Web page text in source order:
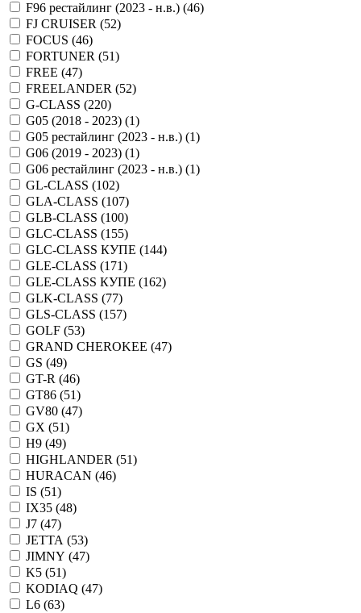
F96 рестайлинг (2023 - н.в.) (46)
FJ CRUISER (52)
FOCUS (46)
FORTUNER (51)
FREE (47)
FREELANDER (52)
G-CLASS (220)
G05 (2018 - 2023) (1)
G05 рестайлинг (2023 - н.в.) (1)
G06 (2019 - 2023) (1)
G06 рестайлинг (2023 - н.в.) (1)
GL-CLASS (102)
GLA-CLASS (107)
GLB-CLASS (100)
GLC-CLASS (155)
GLC-CLASS КУПЕ (144)
GLE-CLASS (171)
GLE-CLASS КУПЕ (162)
GLK-CLASS (77)
GLS-CLASS (157)
GOLF (53)
GRAND CHEROKEE (47)
GS (49)
GT-R (46)
GT86 (51)
GV80 (47)
GX (51)
H9 (49)
HIGHLANDER (51)
HURACAN (46)
IS (51)
IX35 (48)
J7 (47)
JETTA (53)
JIMNY (47)
K5 (51)
KODIAQ (47)
L6 (63)